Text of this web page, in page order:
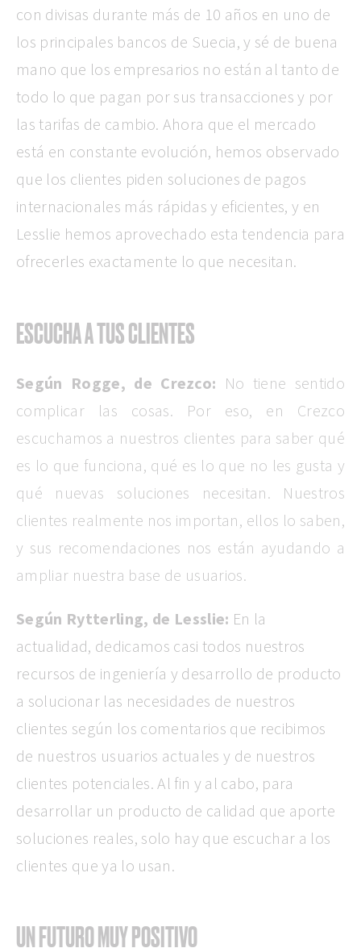
con divisas durante más de 10 años en uno de
los principales bancos de Suecia, y sé de buena
mano que los empresarios no están al tanto de
todo lo que pagan por sus transacciones y por
las tarifas de cambio. Ahora que el mercado
está en constante evolución, hemos observado
que los clientes piden soluciones de pagos
internacionales más rápidas y eficientes, y en
Lesslie hemos aprovechado esta tendencia para
ofrecerles exactamente lo que necesitan.
ESCUCHA A TUS CLIENTES
Según Rogge, de Crezco: No tiene sentido
complicar las cosas. Por eso, en Crezco
escuchamos a nuestros clientes para saber qué
es lo que funciona, qué es lo que no les gusta y
qué nuevas soluciones necesitan. Nuestros
clientes realmente nos importan, ellos lo saben,
y sus recomendaciones nos están ayudando a
ampliar nuestra base de usuarios.
Según Rytterling, de Lesslie: En la
actualidad, dedicamos casi todos nuestros
recursos de ingeniería y desarrollo de producto
a solucionar las necesidades de nuestros
clientes según los comentarios que recibimos
de nuestros usuarios actuales y de nuestros
clientes potenciales. Al fin y al cabo, para
desarrollar un producto de calidad que aporte
soluciones reales, solo hay que escuchar a los
clientes que ya lo usan.
UN FUTURO MUY POSITIVO